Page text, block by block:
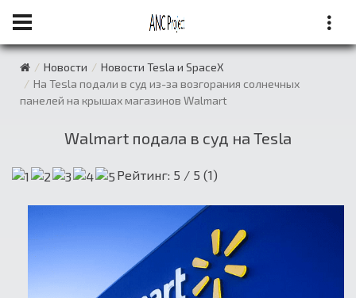
Новости
Новости Tesla и SpaceX
На Tesla подали в суд из-за возгорания солнечных
панелей на крышах магазинов Walmart
Walmart подала в суд на Tesla
Рейтинг: 5 / 5 (1)